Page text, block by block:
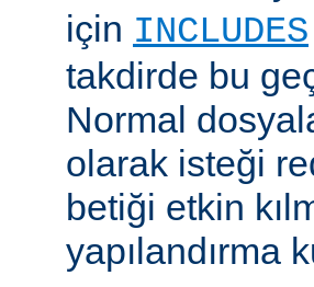
için INCLUDES
takdirde bu
Normal
olarak isteği
betiği etkin
yapılandırma